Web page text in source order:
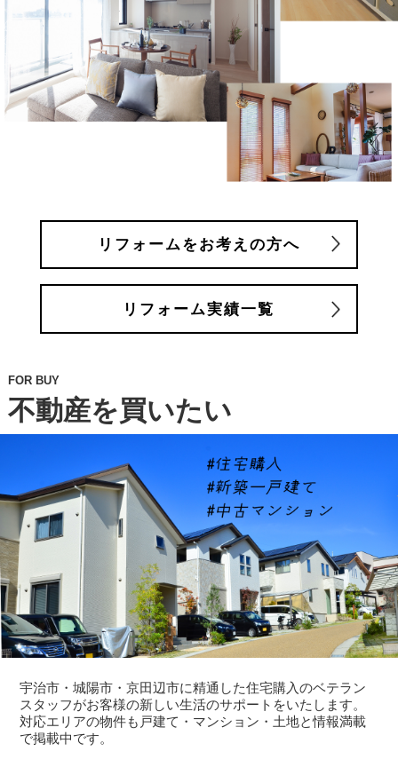
リフォームをお考えの方へ
リフォーム実績一覧
FOR BUY
不動産を買いたい
宇治市・城陽市・京田辺市に精通した住宅購入のベテラン
スタッフがお客様の新しい生活のサポートをいたします。
対応エリアの物件も戸建て・マンション・土地と情報満載
で掲載中です。